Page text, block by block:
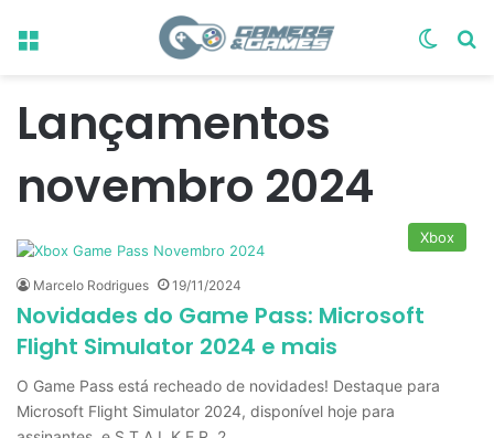
Menu
Lançamentos
novembro 2024
Xbox
Marcelo Rodrigues 19/11/2024
Novidades do Game Pass: Microsoft
Flight Simulator 2024 e mais
O Game Pass está recheado de novidades! Destaque para
Microsoft Flight Simulator 2024, disponível hoje para